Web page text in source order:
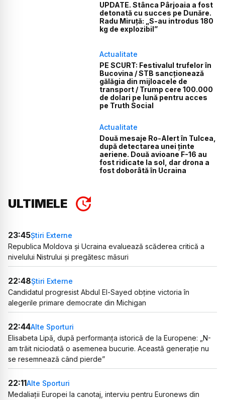
UPDATE. Stânca Pârjoaia a fost
detonată cu succes pe Dunăre.
Radu Miruță: „S-au introdus 180
kg de explozibil”
Actualitate
PE SCURT: Festivalul trufelor în
Bucovina / STB sancționează
gălăgia din mijloacele de
transport / Trump cere 100.000
de dolari pe lună pentru acces
pe Truth Social
Actualitate
Două mesaje Ro-Alert în Tulcea,
după detectarea unei ținte
aeriene. Două avioane F-16 au
fost ridicate la sol, dar drona a
fost doborâtă în Ucraina
ULTIMELE
23:45Știri Externe
Republica Moldova și Ucraina evaluează scăderea critică a
nivelului Nistrului și pregătesc măsuri
22:48Știri Externe
Candidatul progresist Abdul El-Sayed obține victoria în
alegerile primare democrate din Michigan
22:44Alte Sporturi
Elisabeta Lipă, după performanța istorică de la Europene: „N-
am trăit niciodată o asemenea bucurie. Această generație nu
se resemnează când pierde”
22:11Alte Sporturi
Medaliații Europei la canotaj, interviu pentru Euronews din